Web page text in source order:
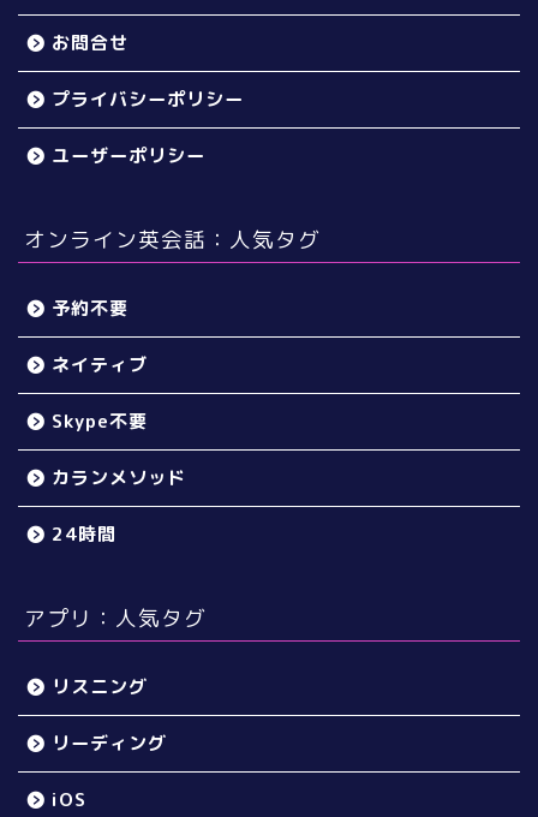
お問合せ
プライバシーポリシー
ユーザーポリシー
オンライン英会話：人気タグ
予約不要
ネイティブ
Skype不要
カランメソッド
24時間
アプリ：人気タグ
リスニング
リーディング
iOS